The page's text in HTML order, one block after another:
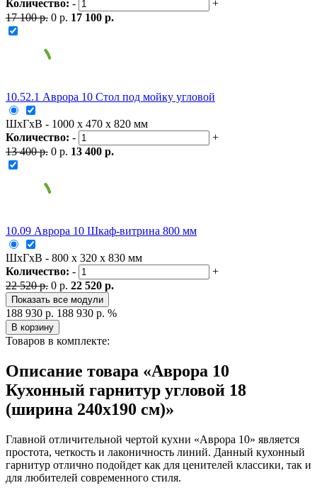
Количество: -
+
17 100 р. 0 р. 17 100 р.
10.52.1 Аврора 10 Стол под мойку угловой
ШxГxВ - 1000 x 470 x 820 мм
Количество: -
+
13 400 р. 0 р. 13 400 р.
10.09 Аврора 10 Шкаф-витрина 800 мм
ШxГxВ - 800 x 320 x 830 мм
Количество: -
+
22 520 р. 0 р. 22 520 р.
Показать все модули
188 930 р. 188 930 р. %
В корзину
Товаров в комплекте:
Описание товара «Аврора 10
Кухонный гарнитур угловой 18
(ширина 240х190 см)»
Главной отличительной чертой кухни «Аврора 10» является
простота, четкость и лаконичность линий. Данный кухонный
гарнитур отлично подойдет как для ценителей классики, так и
для любителей современного стиля.